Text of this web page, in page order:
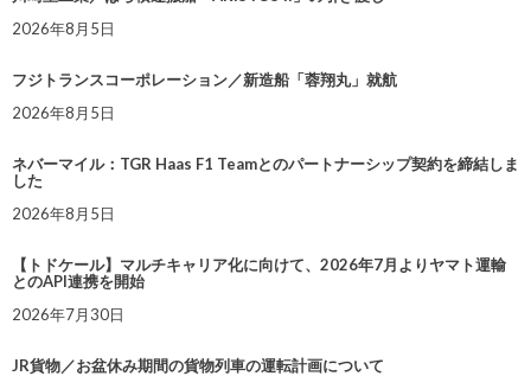
2026年8月5日
フジトランスコーポレーション／新造船「蓉翔丸」就航
2026年8月5日
ネバーマイル：TGR Haas F1 Teamとのパートナーシップ契約を締結しま
した
2026年8月5日
【トドケール】マルチキャリア化に向けて、2026年7月よりヤマト運輸
とのAPI連携を開始
2026年7月30日
JR貨物／お盆休み期間の貨物列車の運転計画について